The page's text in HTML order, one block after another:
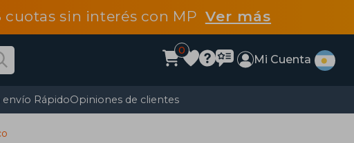
cuotas sin interés con MP Ver más
0
Mi Cuenta
RápidoOpiniones de clientes